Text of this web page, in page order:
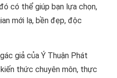
có thể giúp bạn lựa chọn,
mới lạ, bền đẹp, độc
giả của Ý Thuận Phát
thức chuyên môn, thực